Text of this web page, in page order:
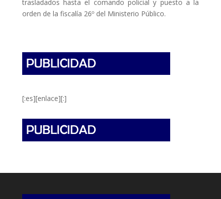
trasladados hasta el comando policial y puesto a la
orden de la fiscalía 26º del Ministerio Público.
[:es][enlace][:]